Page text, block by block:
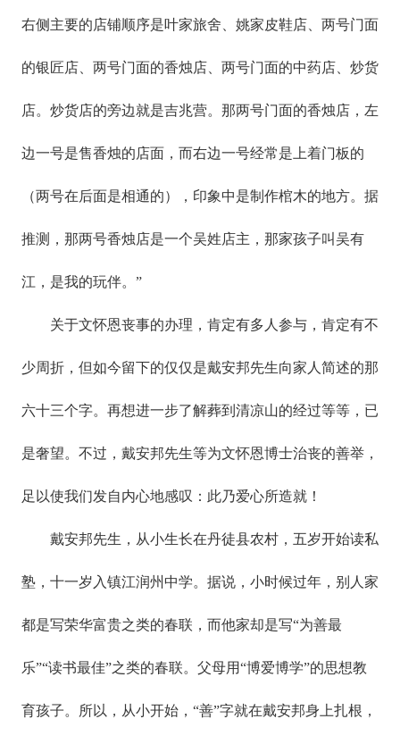
右侧主要的店铺顺序是叶家旅舍、姚家皮鞋店、两号门面
的银匠店、两号门面的香烛店、两号门面的中药店、炒货
店。炒货店的旁边就是吉兆营。那两号门面的香烛店，左
边一号是售香烛的店面，而右边一号经常是上着门板的
（两号在后面是相通的），印象中是制作棺木的地方。据
推测，那两号香烛店是一个吴姓店主，那家孩子叫吴有
江，是我的玩伴。”
关于文怀恩丧事的办理，肯定有多人参与，肯定有不
少周折，但如今留下的仅仅是戴安邦先生向家人简述的那
六十三个字。再想进一步了解葬到清凉山的经过等等，已
是奢望。不过，戴安邦先生等为文怀恩博士治丧的善举，
足以使我们发自内心地感叹：此乃爱心所造就！
戴安邦先生，从小生长在丹徒县农村，五岁开始读私
塾，十一岁入镇江润州中学。据说，小时候过年，别人家
都是写荣华富贵之类的春联，而他家却是写“为善最
乐”“读书最佳”之类的春联。父母用“博爱博学”的思想教
育孩子。所以，从小开始，“善”字就在戴安邦身上扎根，